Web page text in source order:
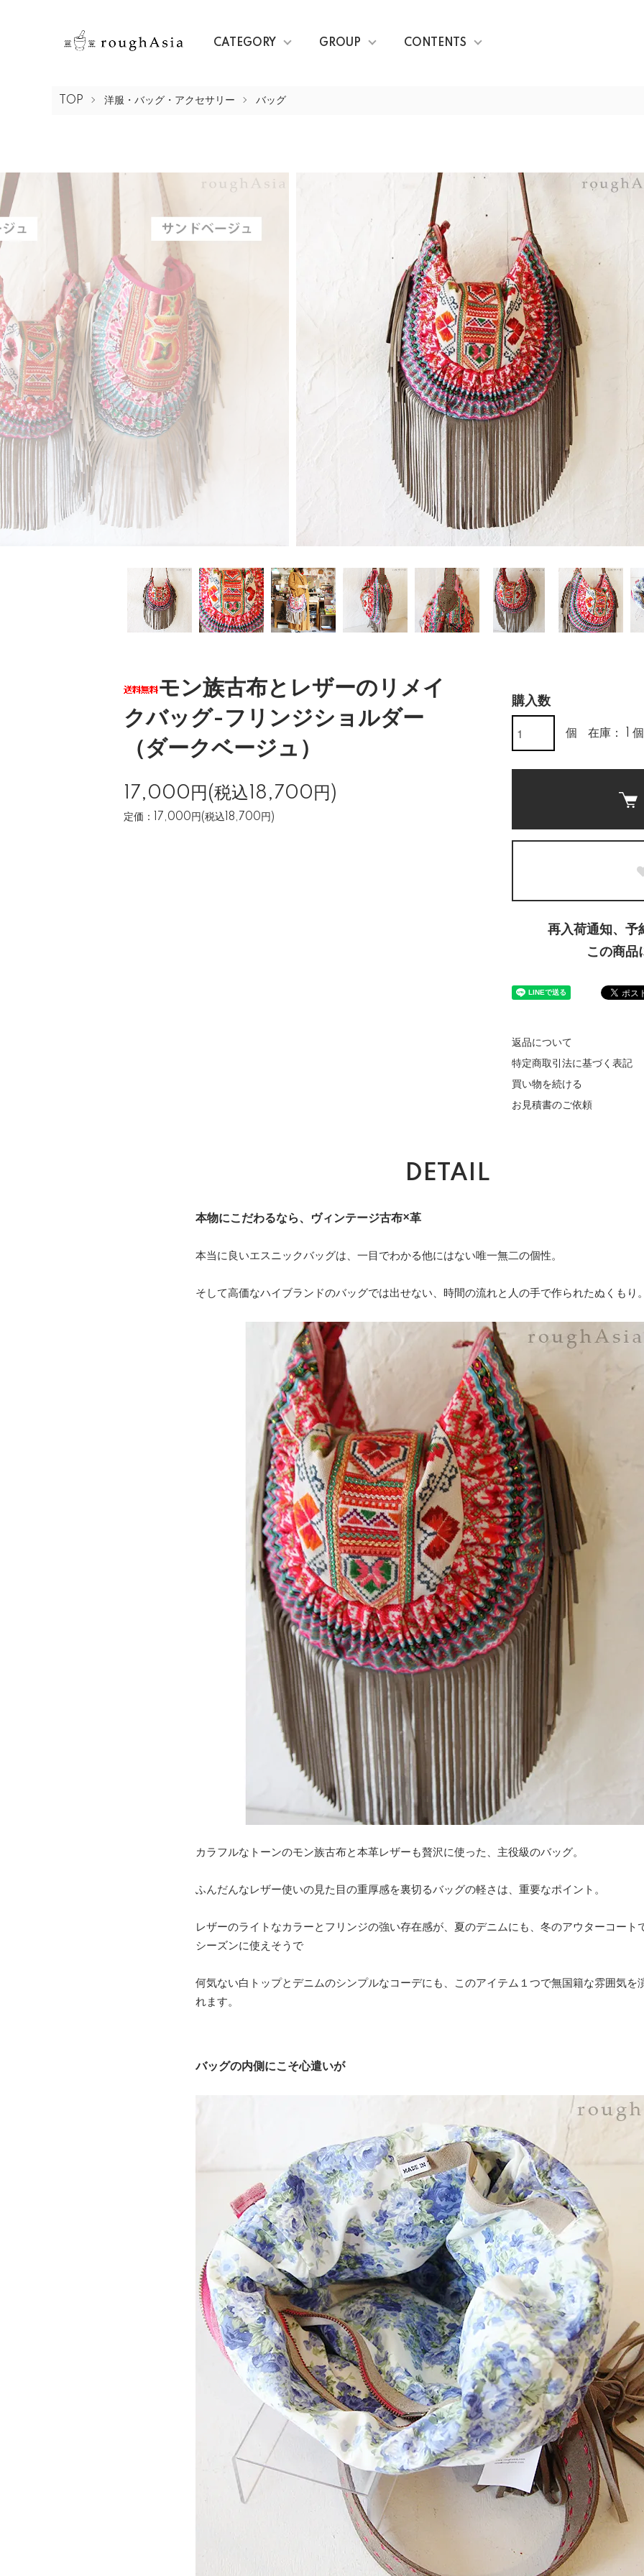
CATEGORY GROUP CONTENTS
TOP 洋服・バッグ・アクセサリー バッグ
モン族古布とレザーのリメイ
クバッグ-フリンジショルダー
（ダークベージュ）
17,000円(税込18,700円)
定価：17,000円(税込18,700円)
購入数
個 在庫： 1 個
再入荷通知、予
この商品
返品について
特定商取引法に基づく表記
買い物を続ける
お見積書のご依頼
DETAIL
本物にこだわるなら、ヴィンテージ古布×革
本当に良いエスニックバッグは、一目でわかる他にはない唯一無二の個性。
そして高価なハイブランドのバッグでは出せない、時間の流れと人の手で作られたぬくもり
カラフルなトーンのモン族古布と本革レザーも贅沢に使った、主役級のバッグ。
ふんだんなレザー使いの見た目の重厚感を裏切るバッグの軽さは、重要なポイント。
レザーのライトなカラーとフリンジの強い存在感が、夏のデニムにも、冬のアウターコート
シーズンに使えそうで
何気ない白トップとデニムのシンプルなコーデにも、このアイテム１つで無国籍な雰囲気を
れます。
バッグの内側にこそ心遣いが